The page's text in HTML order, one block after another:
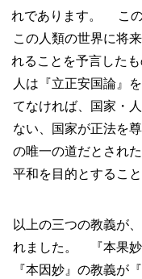
れであります。 この
この人類の世界に将
れることを予言した
人は『立正安国論』
てなければ、国家・
ない、国家が正法を
の唯一の道だとされ
平和を目的とするこ
以上の三つの教義が
れました。 『本果妙
『本因妙』の教義が